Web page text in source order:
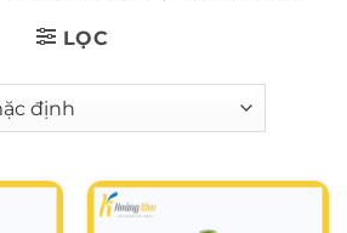
LỌC